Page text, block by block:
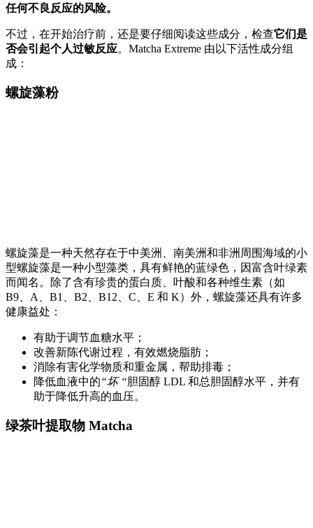
任何不良反应的风险。
不过，在开始治疗前，还是要仔细阅读这些成分，检查它们是
否会引起个人过敏反应。Matcha Extreme 由以下活性成分组
成：
螺旋藻粉
螺旋藻是一种天然存在于中美洲、南美洲和非洲周围海域的小
型螺旋藻是一种小型藻类，具有鲜艳的蓝绿色，因富含叶绿素
而闻名。除了含有珍贵的蛋白质、叶酸和各种维生素（如
B9、A、B1、B2、B12、C、E 和 K）外，螺旋藻还具有许多
健康益处：
有助于调节血糖水平；
改善新陈代谢过程，有效燃烧脂肪；
消除有害化学物质和重金属，帮助排毒；
降低血液中的“坏 “胆固醇 LDL 和总胆固醇水平，并有
助于降低升高的血压。
绿茶叶提取物 Matcha